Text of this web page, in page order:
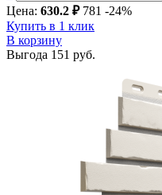
Цена: 630.2 ₽ 781 -24%
Купить в 1 клик
В корзину
Выгода 151 руб.